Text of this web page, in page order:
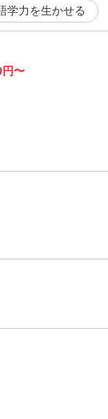
学力を生かせる
円〜